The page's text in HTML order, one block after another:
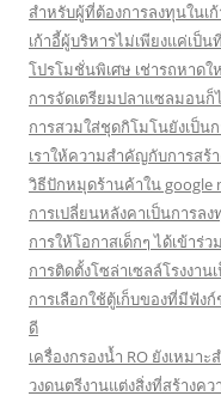
สำหรับผู้ที่ต้องการลงทุนในเ
เก้าอี้ผู้บริหารไม่เพียงแค่เป็
โปรโมชั่นพิเศษ เช่ารถหาด
การจัดเตรียมปลาแซลมอนก็
การสวมใส่ชุดกิโมโนยังเป็น
เราให้ความสำคัญกับการสร้
วิธีปักหมุดร้านค้าใน
การเปลี่ยนหลังคาเป็นการล
การให้โอกาสเด็กๆ ได้เข้าร่
การติดตั้งโซล่าเซลล์โรงงา
การเลือกใช้ตู้เก็บของที่มีฟั
ดี
เครื่องกรองน้ำ RO ยังเหมา
วงดนตรีงานแต่งสิ่งที่สร้าง